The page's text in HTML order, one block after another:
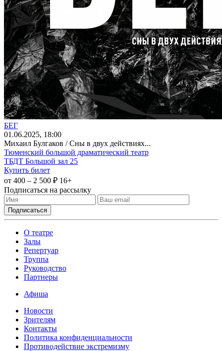
БЕГ
01 .06.2025, 18:00
Михаил Булгаков / Сны в двух действиях...
Тюменский большой драматический театр
ТБДТ Большой зал 25
Купить билет
от 400 – 2 500 ₽ 16+
Подписаться на рассылку
О театре
Залы
Репертуар
Труппа
Руководство
Партнеры
Афиша
Новости
Зрителям
Контакты
Политика конфиденциальности
Противодействие экстремизму